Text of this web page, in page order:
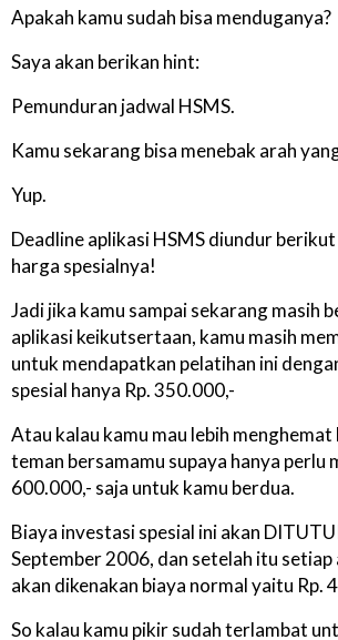
Apakah kamu sudah bisa menduganya?
Saya akan berikan hint:
Pemunduran jadwal HSMS.
Kamu sekarang bisa menebak arah
Yup.
Deadline aplikasi HSMS diundur
harga spesialnya!
Jadi jika kamu sampai sekarang masih
aplikasi keikutsertaan, kamu masih
untuk mendapatkan pelatihan ini
spesial hanya Rp. 350.000,-
Atau kalau kamu mau lebih
teman bersamamu supaya hanya perlu
600.000,- saja untuk kamu berdua.
Biaya investasi spesial ini akan
September 2006, dan setelah itu setiap
akan dikenakan biaya normal yaitu Rp.
So kalau kamu pikir sudah terlambat